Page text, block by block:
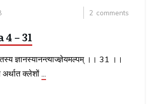
2 comments
– 31
ज्ञानस्यानन्त्याज्ज्ञेयमल्पम् ।। 31 ।।
अर्थात क्लेशों...